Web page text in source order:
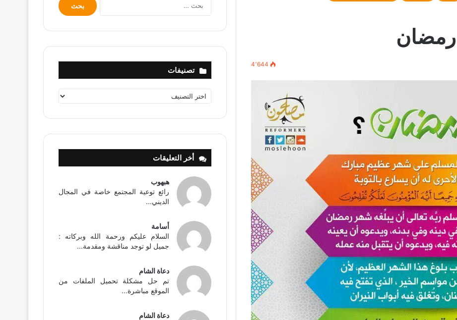
4٬644
عن:
تصنيفات
تصنيفات
أخر التعليقات
هبهوب
رائع توعية المجتمع خاصة في المجال
الديني...
أسامة
السلام عليكم ورحمة الله وبركاته :
جميل لو توجد مناقشة ومقدمة...
دعاة الشام
تم حل مشكلة تحميل الملفات من
الموقع مباشرة...
دعاة الشام